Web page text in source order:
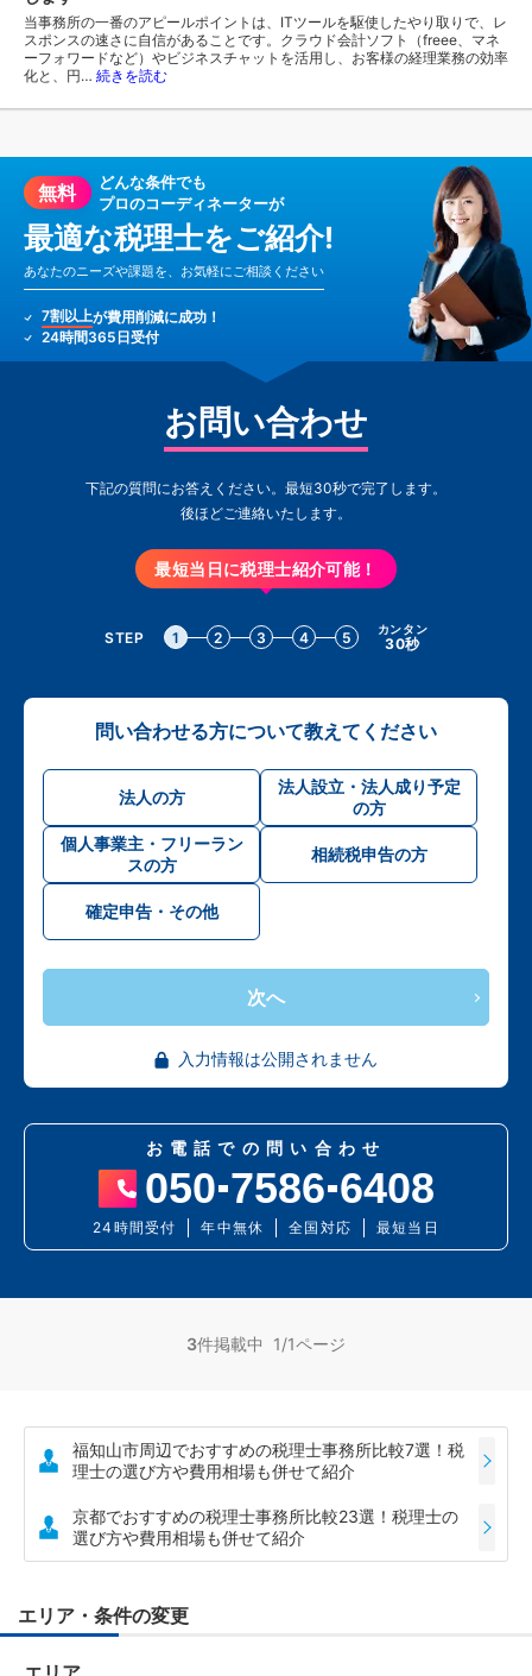
当事務所の一番のアピールポイントは、ITツールを駆使したやり取りで、レ
スポンスの速さに自信があることです。クラウド会計ソフト（freee、マネ
ーフォワードなど）やビジネスチャットを活用し、お客様の経理業務の効率
化と、円… 続きを読む
無料
どんな条件でも
プロのコーディネーターが
最適な税理士をご紹介!
あなたのニーズや課題を、お気軽にご相談ください
7割以上が費用削減に成功！
24時間365日受付
お問い合わせ
下記の質問にお答えください。最短30秒で完了します。
後ほどご連絡いたします。
最短当日に税理士紹介可能！
STEP 1 2 3 4 5 カンタン
30秒
問い合わせる方について教えてください
法人の方
法人設立・法人成り予定
の方
個人事業主・フリーラン
スの方
相続税申告の方
確定申告・その他
次へ
入力情報は公開されません
お電話での問い合わせ
050 7586 6408
24時間受付 年中無休 全国対応 最短当日
3件掲載中 1/1ページ
福知山市周辺でおすすめの税理士事務所比較7選！税
理士の選び方や費用相場も併せて紹介
京都でおすすめの税理士事務所比較23選！税理士の
選び方や費用相場も併せて紹介
エリア・条件の変更